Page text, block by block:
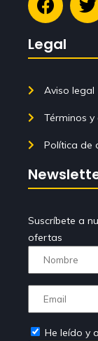
Legal
Aviso legal
Términos y
Política de
Suscríbete a
ofertas
He leído y